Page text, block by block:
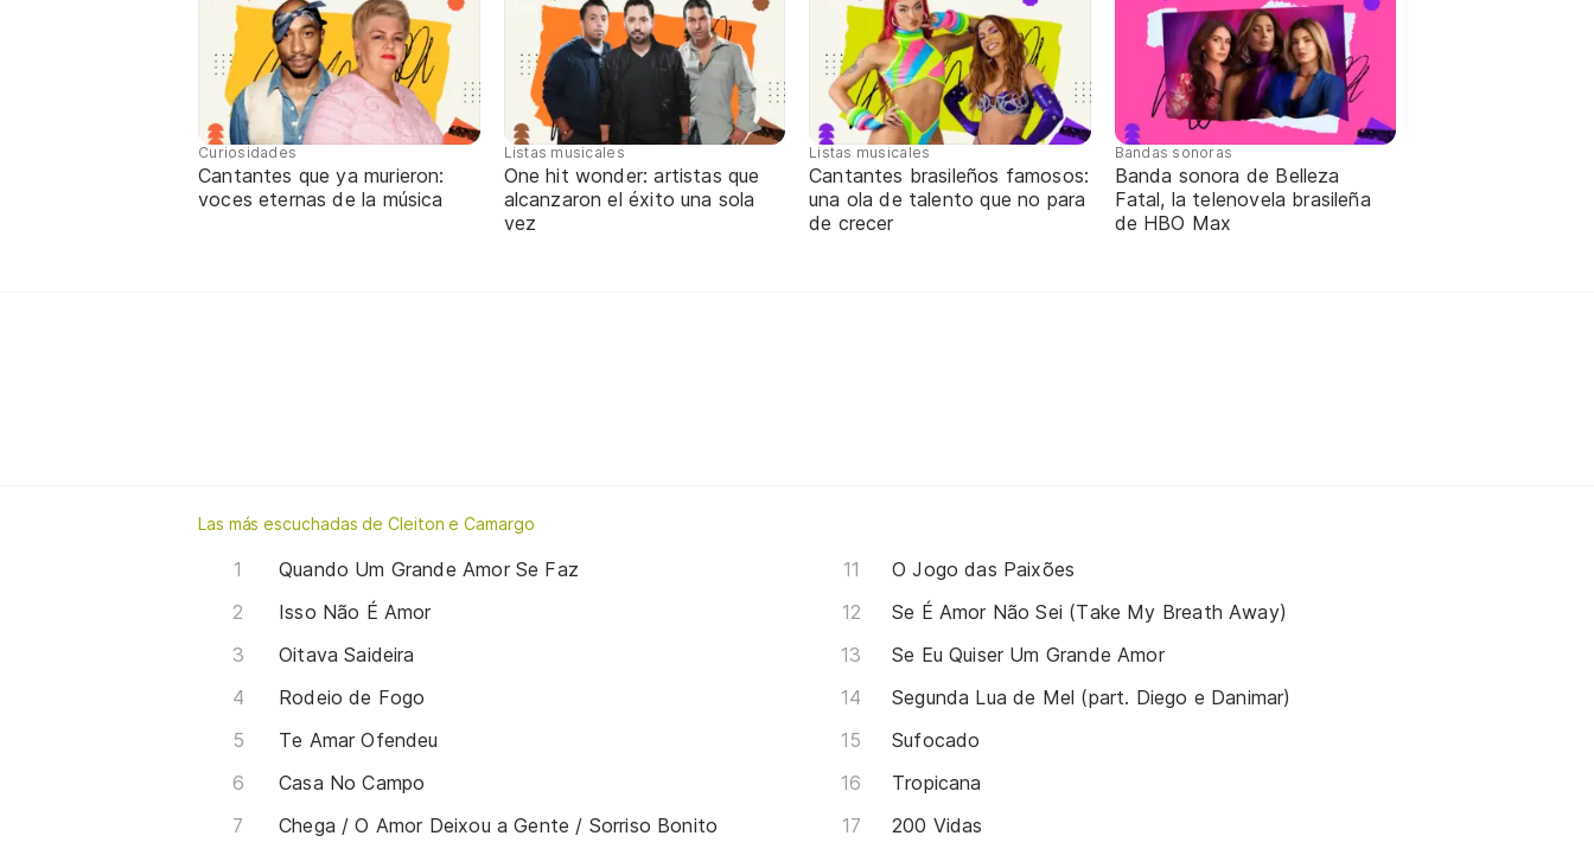
Curiosidades
Cantantes que ya murieron:
voces eternas de la música
Listas musicales
One hit wonder: artistas que
alcanzaron el éxito una sola
vez
Listas musicales
Cantantes brasileños famosos:
una ola de talento que no para
de crecer
Bandas sonoras
Banda sonora de Belleza
Fatal, la telenovela brasileña
de HBO Max
Las más escuchadas de Cleiton e Camargo
Quando Um Grande Amor Se Faz
Isso Não É Amor
Oitava Saideira
Rodeio de Fogo
Te Amar Ofendeu
Casa No Campo
Chega / O Amor Deixou a Gente / Sorriso Bonito
O Jogo das Paixões
Se É Amor Não Sei (Take My Breath Away)
Se Eu Quiser Um Grande Amor
Segunda Lua de Mel (part. Diego e Danimar)
Sufocado
Tropicana
200 Vidas